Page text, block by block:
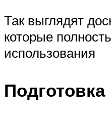
Так выглядят
которые
использования
Подготовка